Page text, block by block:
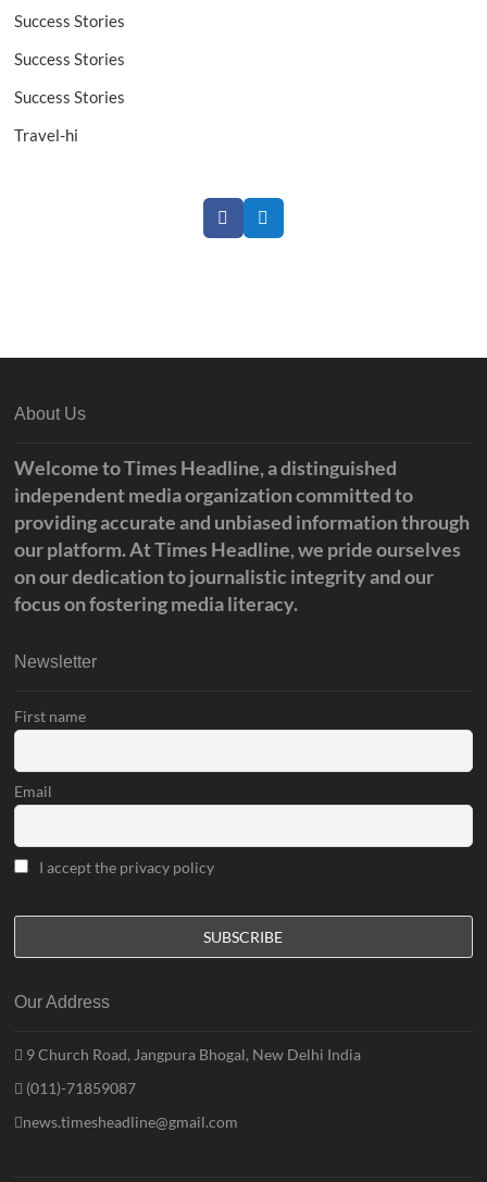
Success Stories
Success Stories
Success Stories
Travel-hi
FacebookTwitter
About Us
Welcome to Times Headline, a distinguished
independent media organization committed to
providing accurate and unbiased information through
our platform. At Times Headline, we pride ourselves
on our dedication to journalistic integrity and our
focus on fostering media literacy.
Newsletter
First name
Email
I accept the privacy policy
Our Address
9 Church Road, Jangpura Bhogal, New Delhi India
(011)-71859087
news.timesheadline@gmail.com